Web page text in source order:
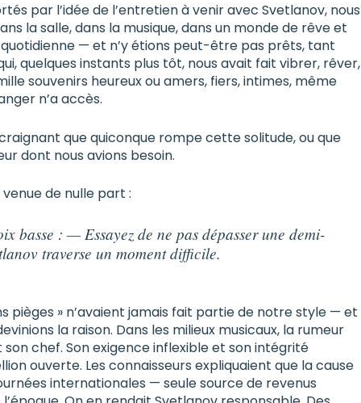
par l’idée de l’entretien à venir avec Svetlanov, nous
la salle, dans la musique, dans un monde de rêve et
quotidienne — et n’y étions peut-être pas prêts, tant
quelques instants plus tôt, nous avait fait vibrer, rêver,
souvenirs heureux ou amers, fiers, intimes, même
n’a accès.
que quiconque rompe cette solitude, ou que
dont nous avions besoin.
de nulle part :
basse : — Essayez de ne pas dépasser une demi-
traverse un moment difficile.
pièges » n’avaient jamais fait partie de notre style — et
la raison. Dans les milieux musicaux, la rumeur
chef. Son exigence inflexible et son intégrité
ouverte. Les connaisseurs expliquaient que la cause
internationales — seule source de revenus